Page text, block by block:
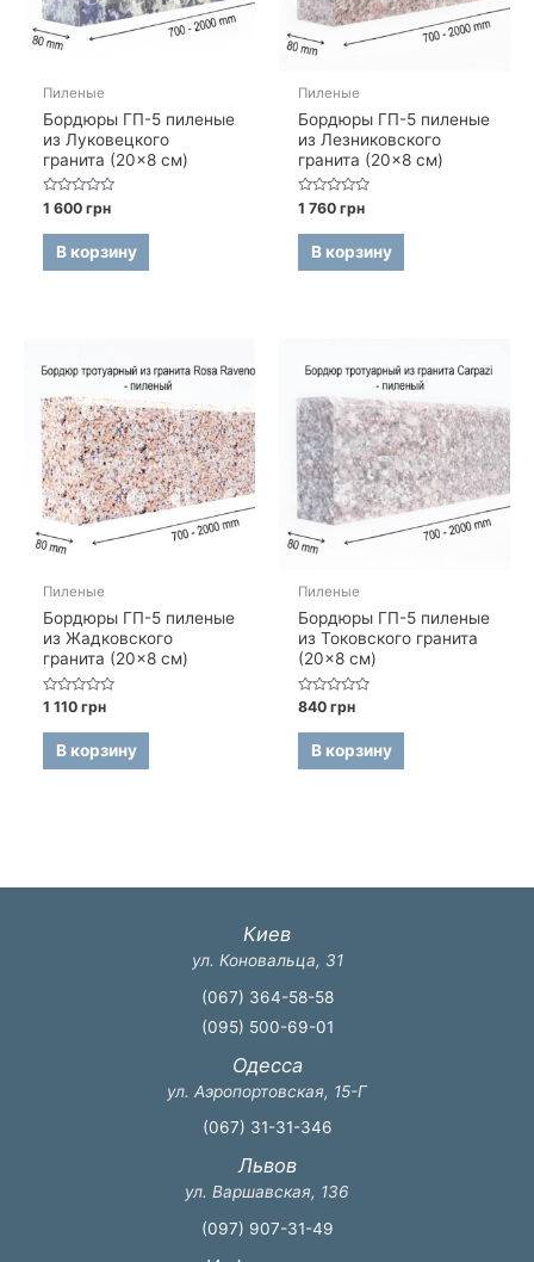
Пиленые
Бордюры ГП-5 пиленые
из Луковецкого
гранита (20×8 см)
Оценка
0
из
1 600грн
В корзину
Пиленые
Бордюры ГП-5 пиленые
из Лезниковского
гранита (20×8 см)
Оценка
0
из
1 760грн
В корзину
Пиленые
Бордюры ГП-5 пиленые
из Жадковского
гранита (20×8 см)
Оценка
из
1 110грн
В корзину
Пиленые
Бордюры ГП-5 пиленые
из Токовского гранита
(20×8 см)
Оценка
из
840грн
В корзину
Киев
ул. Коновальца, 31
(067) 364-58-58
(095) 500-69-01
Одесса
ул. Аэропортовская, 15-Г
(067) 31-31-346
Львов
ул. Варшавская, 136
(097) 907-31-49